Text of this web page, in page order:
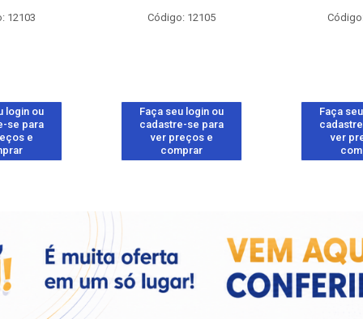
12103
login ou
se para
e
Código: 12105
Faça seu login ou
cadastre-se para
ver preços e
comprar
Faça
ver